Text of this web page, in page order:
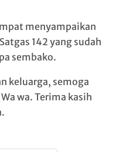
menyampaikan
142 yang sudah
sembako.
keluarga, semoga
wa. Terima kasih